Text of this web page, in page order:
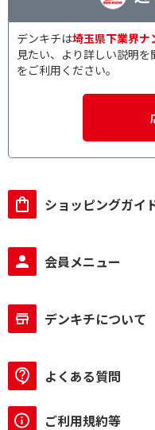
スチーム機能で
スチーム式
スチーム給水方
カップ式
発酵機能で絞り
デンキチは埼玉県下業界ナ
見たい、より詳しい説明
をご利用ください。
ショッピングガイ
会員メニュー
デンキチについて
よくある質問
ご利用規約等